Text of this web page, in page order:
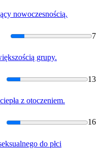
nowoczesnością.
7
grupy.
13
z otoczeniem.
16
do płci